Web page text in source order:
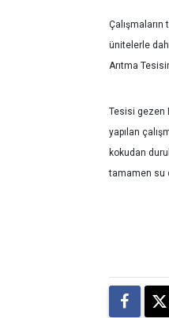
Çalışmaların
ünitelerle
Arıtma
Tesisi gezen
yapılan
kokudan
tamamen su